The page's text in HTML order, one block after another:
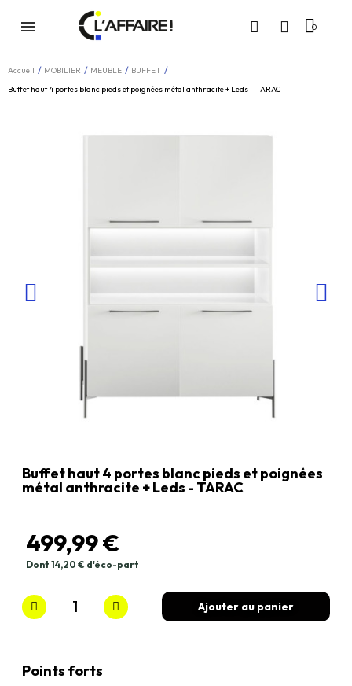
Accueil MOBILIER MEUBLE
BUFFET
Buffet haut 4 portes blanc pieds et poignées métal anthracite + Leds - TARAC
Buffet haut 4 portes blanc pieds et poignées
métal anthracite + Leds - TARAC
499,99 €
Dont 14,20 € d'éco-part
Ajouter au panier
Points forts